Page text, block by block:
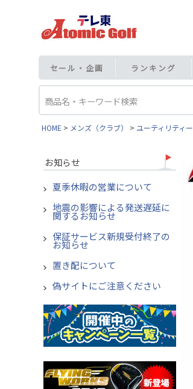
セール・企画 ランキング
HOME メンズ（クラブ） ユーティリティー
お知らせ
夏季休暇の営業について
地震の影響による発送遅延に
関するお知らせ
保証サービス新規受付終了の
お知らせ
置き配について
偽サイトにご注意ください